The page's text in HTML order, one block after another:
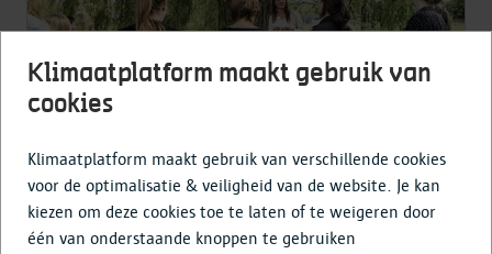
Ondersteuning voor een
groene
kinderopvang
Klimaatplatform maakt gebruik van
cookies
Klimaatplatform maakt gebruik van verschillende cookies
voor de optimalisatie & veiligheid van de website. Je kan
kiezen om deze cookies toe te laten of te weigeren door
één van onderstaande knoppen te gebruiken